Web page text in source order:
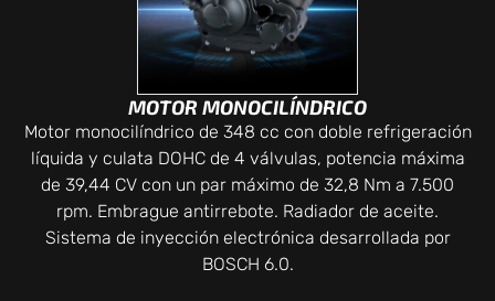
MOTOR MONOCILÍNDRICO
Motor monocilíndrico de 348 cc con doble refrigeración
líquida y culata DOHC de 4 válvulas, potencia máxima
de 39,44 CV con un par máximo de 32,8 Nm a 7.500
rpm. Embrague antirrebote. Radiador de aceite.
Sistema de inyección electrónica desarrollada por
BOSCH 6.0.